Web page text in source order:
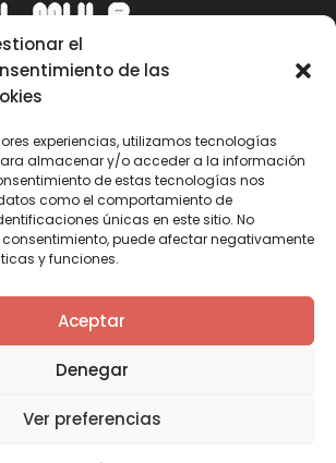
el
de las
experiencias, utilizamos tecnologías
almacenar y/o acceder a la información
de estas tecnologías nos
como el comportamiento de
únicas en este sitio. No
consentimiento, puede afectar negativamente
y funciones.
Aceptar
Denegar
Ver preferencias
Email
en redes sociales
T
w
i
t
e
Y
o
u
t
b
n